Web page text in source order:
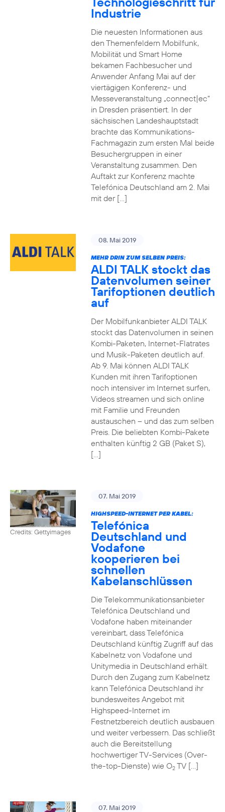
Industrie
Die neuesten Informationen aus
den Themenfeldern Mobilfunk,
Mobilität und Smart Home
bekamen Fachbesucher und
Anwender Anfang Mai auf der
viertägigen Konferenz- und
Messeveranstaltung „connect|ec“
in Dresden präsentiert. In der
sächsischen Landeshauptstadt
brachte das Kommunikations-
Fachmagazin zum ersten Mal beide
Besuchergruppen in einer
Veranstaltung zusammen. Den
Auftakt zur Konferenz machte
Telefónica Deutschland am 2. Mai
mit der […]
08. Mai 2019
MEHR DRIN ZUM SELBEN PREIS:
ALDI TALK stockt das
Datenvolumen seiner
Tarifoptionen deutlich
auf
Der Mobilfunkanbieter ALDI TALK
stockt das Datenvolumen in seinen
Kombi-Paketen, Internet-Flatrates
und Musik-Paketen deutlich auf.
Ab 9. Mai können ALDI TALK
Kunden mit ihren Tarifoptionen
noch intensiver im Internet surfen,
Videos streamen und sich online
mit Familie und Freunden
austauschen – und das zum selben
Preis. Die beliebten Kombi-Pakete
enthalten künftig 2 GB (Paket S),
[…]
Credits: Gettyimages
07. Mai 2019
HIGHSPEED-INTERNET PER KABEL:
Telefónica
Deutschland und
Vodafone
kooperieren bei
schnellen
Kabelanschlüssen
Die Telekommunikationsanbieter
Telefónica Deutschland und
Vodafone haben miteinander
vereinbart, dass Telefónica
Deutschland künftig Zugriff auf das
Kabelnetz von Vodafone und
Unitymedia in Deutschland erhält.
Durch den Zugang zum Kabelnetz
kann Telefónica Deutschland ihr
bundesweites Angebot mit
Highspeed-Internet im
Festnetzbereich deutlich ausbauen
und weiter verbessern. Das schließt
auch die Bereitstellung
hochwertiger TV-Services (Over-
the-top-Dienste) wie O2TV […]
07. Mai 2019